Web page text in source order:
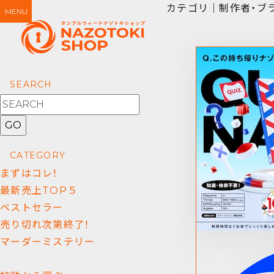
MENU
SEARCH
GO
CATEGORY
まずはコレ！
最新売上TOP５
ベストセラー
売り切れ次第終了！
マーダーミステリー
カテゴリ｜制作者・ブ